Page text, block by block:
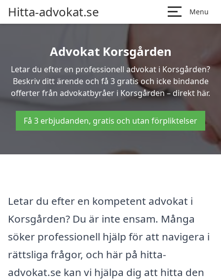
Hitta-advokat.se Menu
Advokat Korsgården
Letar du efter en professionell advokat i Korsgården?
Beskriv ditt ärende och få 3 gratis och icke bindande
offerter från advokatbyråer i Korsgården – direkt här.
Få 3 erbjudanden, gratis och utan förpliktelser
Letar du efter en kompetent advokat i
Korsgården? Du är inte ensam. Många
söker professionell hjälp för att navigera i
rättsliga frågor, och här på hitta-
advokat.se kan vi hjälpa dig att hitta den